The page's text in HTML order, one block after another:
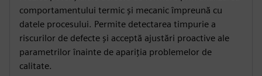
comportamentului termic și mecanic împreună cu
datele procesului. Permite detectarea timpurie a
riscurilor de defecte și acceptă ajustări proactive ale
parametrilor înainte de apariția problemelor de
calitate.